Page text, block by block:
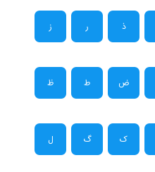
ذ ر ز
ض ط ظ
ک گ ل